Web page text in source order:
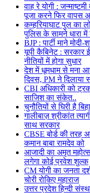
वाह रे योगी :
पूजा करने फिर वापस
कम्हरियाघाट पुल का
पुलिस के सामने धारा
BJP : पार्टी माने मोदी-
यूपी कैबिनेट : सरकार
नीतियों में होगा सुधार
देश में धूमधाम से मना
दिवस, PM ने दिलाया
CBI अधिकारी को
साजिश का संकेत..
चुनौतियों से घिरी है
गालीबाज़ श्रीकांत
साथ सरकार
CBSE बोर्ड की तरह
कमान बाबा रामदेव को
आजादी का अमृत
लगेगा कोई प्रवेश शुल्क
CM योगी का जनता
चोरी रोकिए महाराज
उत्तर प्रदेश हिन्दी